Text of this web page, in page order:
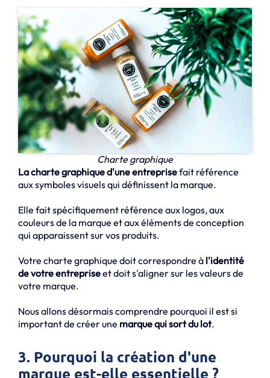
Charte graphique
La charte graphique d'une entreprisefait référence
aux symboles visuels qui définissent la marque.
Elle fait spécifiquement référence aux logos, aux
couleurs de la marque et aux éléments de conception
qui apparaissent sur vos produits.
Votre charte graphique doit correspondre à l'identité
de votre entrepriseet doit s'aligner sur les valeurs de
votre marque.
Nous allons désormais comprendre pourquoi il est si
important de créer une marque qui sort du lot.
3. Pourquoi la création d'une
marque est-elle essentielle ?